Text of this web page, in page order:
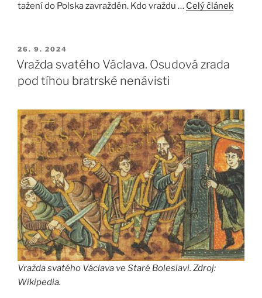
tažení do Polska zavražděn. Kdo vraždu … Celý článek
PUBLIKOVÁNO
26. 9. 2024
Vražda svatého Václava. Osudová zrada
pod tíhou bratrské nenávisti
Vražda svatého Václava ve Staré Boleslavi. Zdroj:
Wikipedia.